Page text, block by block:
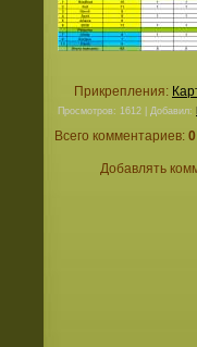
Прикрепления:
Просмотров: 1612 | Добавил:
Всего комментариев: 0
Добавлять